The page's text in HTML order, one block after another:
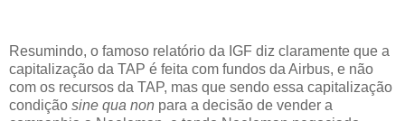
Resumindo, o famoso relatório da IGF diz claramente que a
capitalização da TAP é feita com fundos da Airbus, e não
com os recursos da TAP, mas que sendo essa capitalização
condição sine qua non para a decisão de vender a